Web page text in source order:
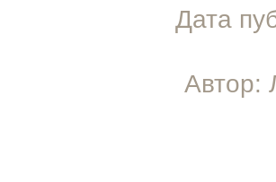
Дата
Автор: